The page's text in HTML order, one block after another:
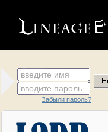
введите имя
введите пароль
Забыли пароль?